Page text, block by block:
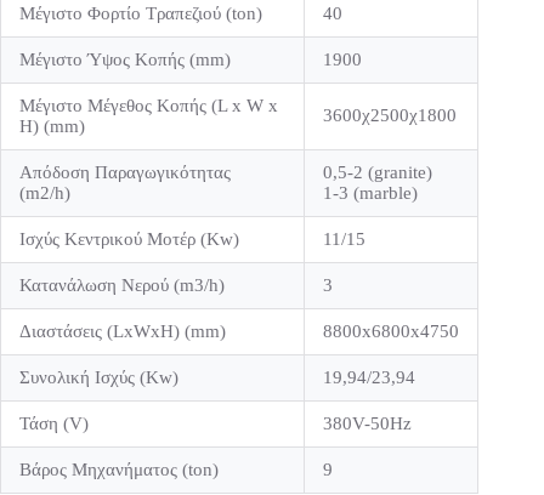
Μέγιστο Φορτίο Τραπεζιού (ton) 40
Μέγιστο Ύψος Κοπής (mm) 1900
Μέγιστο Μέγεθος Κοπής (L x W x
H) (mm)
3600χ2500χ1800
Απόδοση Παραγωγικότητας
(m2/h)
0,5-2 (granite)
1-3 (marble)
Ισχύς Κεντρικού Μοτέρ (Kw) 11/15
Κατανάλωση Νερού (m3/h) 3
Διαστάσεις (LxWxH) (mm) 8800x6800x4750
Συνολική Ισχύς (Kw) 19,94/23,94
Τάση (V) 380V-50Hz
Βάρος Μηχανήματος (ton) 9